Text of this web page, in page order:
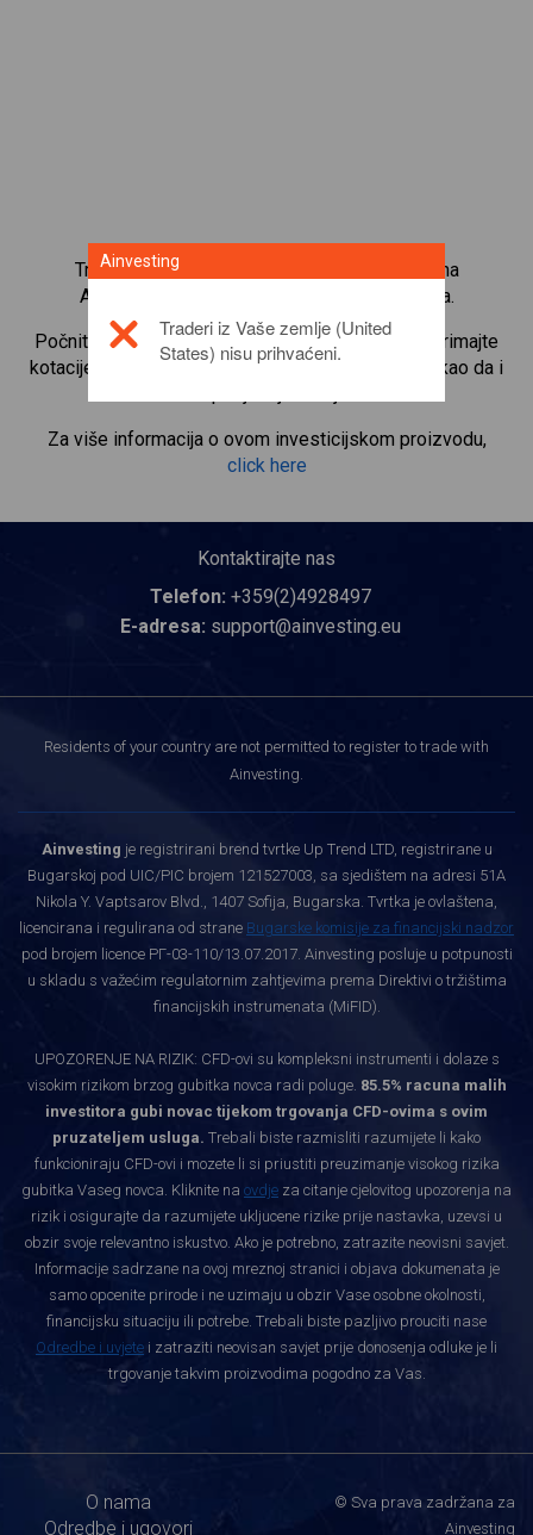
Trgujte s više od 1000 međunarodnih udjela na
Ainvesting platformi za trgovanje CFD-ovima.
Počnite trgovati CFD-ovima naBroadcom Inc.
. Primajte
kotacije u stvarnom vremenu i primajte dividende kao da i
Za više informacija o ovom investicijskom proizvodu,
click here
Kontaktirajte nas
Telefon: +359(2)4928497
E-adresa: support@ainvesting.eu
Residents of your country are not permitted to register to trade with
Ainvesting.
Ainvesting je registrirani brend tvrtke Up Trend LTD, registrirane u
Bugarskoj pod UIC/PIC brojem 121527003, sa sjedištem na adresi 51A
Nikola Y. Vaptsarov Blvd., 1407 Sofija, Bugarska. Tvrtka je ovlaštena,
licencirana i regulirana od strane Bugarske komisije za financijski nadzor
pod brojem licence РГ-03-110/13.07.2017. Ainvesting posluje u potpunosti
u skladu s važećim regulatornim zahtjevima prema Direktivi o tržištima
financijskih instrumenata (MiFID).
UPOZORENJE NA RIZIK: CFD-ovi su kompleksni instrumenti i dolaze s
visokim rizikom brzog gubitka novca radi poluge. 85.5% racuna malih
investitora gubi novac tijekom trgovanja CFD-ovima s ovim
pruzateljem usluga. Trebali biste razmisliti razumijete li kako
funkcioniraju CFD-ovi i mozete li si priustiti preuzimanje visokog rizika
gubitka Vaseg novca. Kliknite na ovdje za citanje cjelovitog upozorenja na
rizik i osigurajte da razumijete ukljucene rizike prije nastavka, uzevsi u
obzir svoje relevantno iskustvo. Ako je potrebno, zatrazite neovisni savjet.
Informacije sadrzane na ovoj mreznoj stranici i objava dokumenata je
samo opcenite prirode i ne uzimaju u obzir Vase osobne okolnosti,
financijsku situaciju ili potrebe. Trebali biste pazljivo prouciti nase
Odredbe i uvjete i zatraziti neovisan savjet prije donosenja odluke je li
trgovanje takvim proizvodima pogodno za Vas.
O nama
Odredbe i ugovori
© Sva prava zadržana za
Ainvesting
Ainvesting
Traderi iz Vaše zemlje (United
States) nisu prihvaćeni.